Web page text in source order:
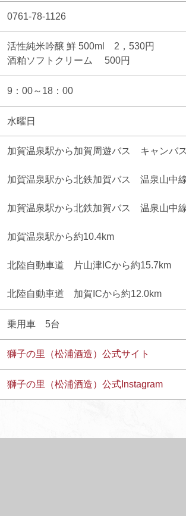
0761-78-1126
活性純米吟醸 鮮 500ml 2，530円
酒粕ソフトクリーム 500円
9：00～18：00
水曜日
加賀温泉駅から加賀周遊バス キャン
加賀温泉駅から北鉄加賀バス 温泉山
加賀温泉駅から北鉄加賀バス 温泉山
加賀温泉駅から約10.4km
北陸自動車道 片山津ICから約15.7km
北陸自動車道 加賀ICから約12.0km
乗用車 5台
獅子の里（松浦酒造）公式サイト
獅子の里（松浦酒造）公式Instagram